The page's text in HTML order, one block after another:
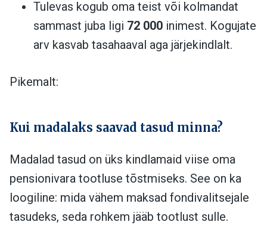
Tulevas kogub oma teist või kolmandat
sammast juba ligi 72 000 inimest. Kogujate
arv kasvab tasahaaval aga järjekindlalt.
Pikemalt:
Kui madalaks saavad tasud minna?
Madalad tasud on üks kindlamaid viise oma
pensionivara tootluse tõstmiseks. See on ka
loogiline: mida vähem maksad fondivalitsejale
tasudeks, seda rohkem jääb tootlust sulle.